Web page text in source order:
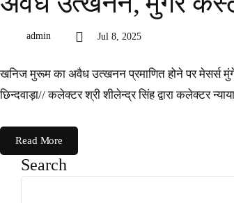
admin Jul 8, 2025
खनिज मुरूम का अवैध उत्खनन प्रमाणित होने पर मेसर्स
छिन्दवाड़ा// कलेक्टर श्री शीलेन्द्र सिंह द्वारा कलेक्टर
Read More
Search